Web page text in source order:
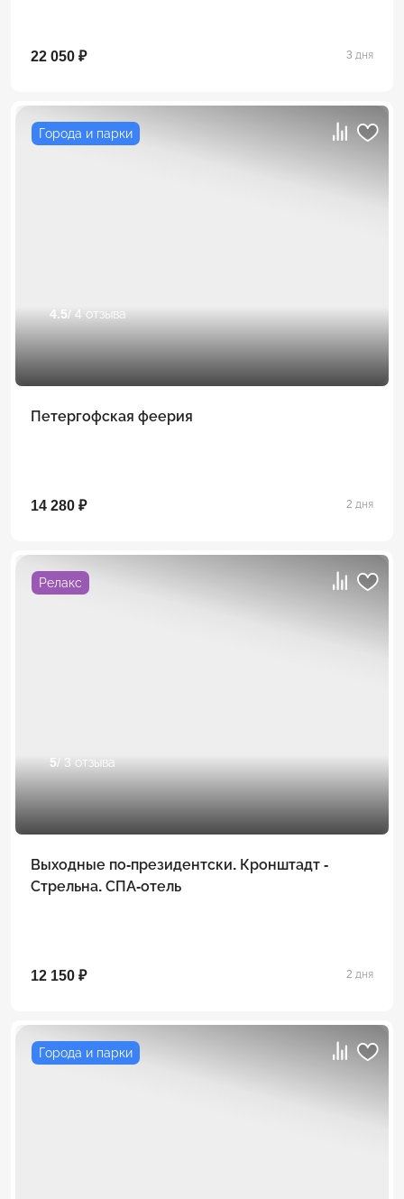
22 050 ₽ 3 дня
Города и парки
4.5/ 4 отзыва
Петергофская феерия
14 280 ₽ 2 дня
Релакс
5/ 3 отзыва
Выходные по-президентски. Кронштадт -
Стрельна. СПА-отель
12 150 ₽ 2 дня
Города и парки